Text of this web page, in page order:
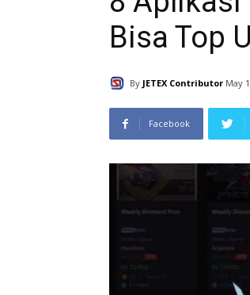
Bisa Top
By JETEX Contributor May
Facebook